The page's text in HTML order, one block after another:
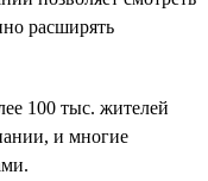
расширять
100 тыс. жителей
и многие